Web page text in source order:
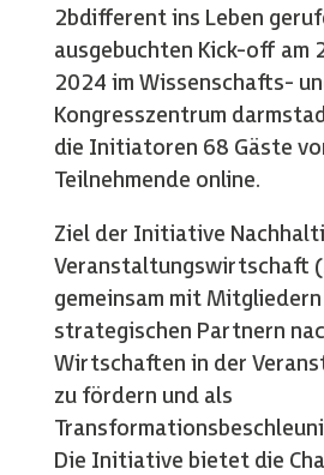
2bdifferent ins Leben
ausgebuchten Kick-off am
2024 im Wissenschafts-
Kongresszentrum
die Initiatoren 68 Gäste
Teilnehmende online.
Ziel der Initiative
Veranstaltungswirtschaft
gemeinsam mit
strategischen Partnern
Wirtschaften in der
zu fördern und als
Die Initiative bietet die